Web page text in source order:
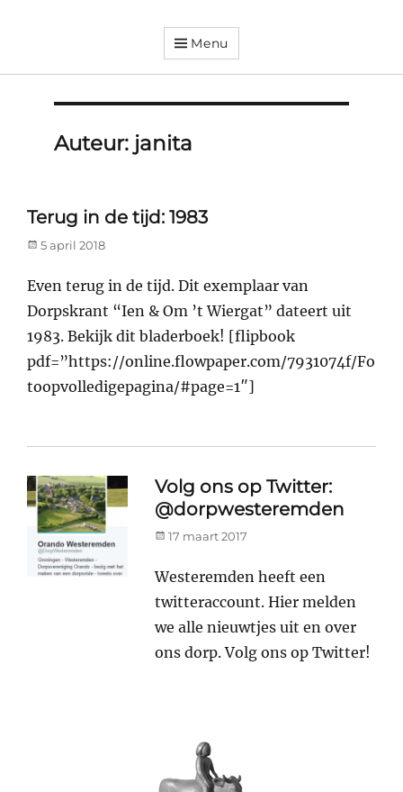
DorpsverenigingMenu
Auteur: janita
Terug in de tijd: 1983
Posted
5 april 2018
Even terug in de tijd. Dit exemplaar van
Dorpskrant “Ien & Om ’t Wiergat” dateert uit
1983. Bekijk dit bladerboek! [flipbook
pdf=”https://online.flowpaper.com/7931074f/Fo
toopvolledigepagina/#page=1″]
Volg ons op Twitter:
@dorpwesteremden
Posted
17 maart 2017
Westeremden heeft een
twitteraccount. Hier melden
we alle nieuwtjes uit en over
ons dorp. Volg ons op Twitter!